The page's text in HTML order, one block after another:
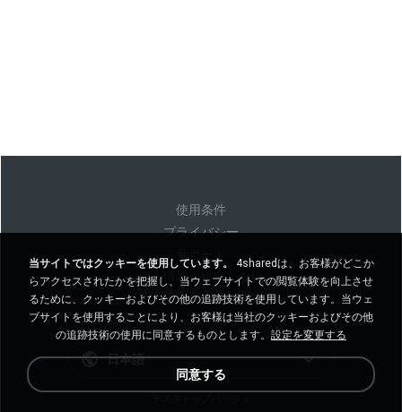
使用条件
プライバシー
個人情報を販売しない
個人情報を共有しない
日本語
当サイトではクッキーを使用しています。
4sharedは、お客様がどこか
らアクセスされたかを把握し、当ウェブサイトでの閲覧体験を向上させ
るために、クッキーおよびその他の追跡技術を使用しています。当ウェ
ブサイトを使用することにより、お客様は当社のクッキーおよびその他
の追跡技術の使用に同意するものとします。 設定を変更する
同意する